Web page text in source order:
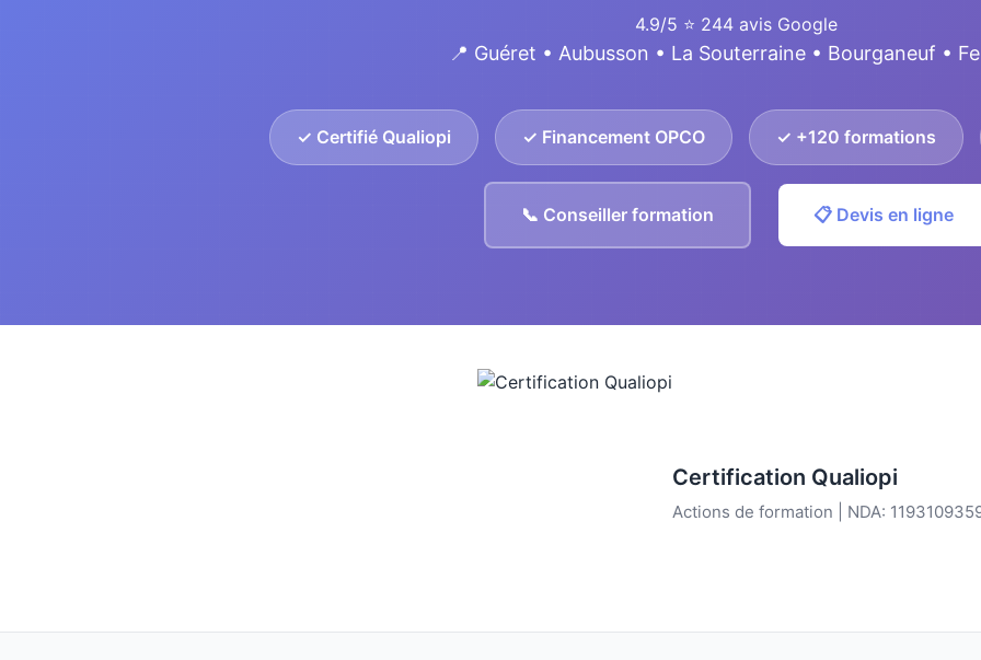
4.9/5 ⭐ 244 avis Google
📍 Guéret • Aubusson • La Souterraine • Bourganeuf •
✓ Certifié Qualiopi ✓ Financement OPCO ✓ +120 formations
📞 Conseiller formation 📋 Devis en ligne
Certification Qualiopi
Actions de formation | NDA: